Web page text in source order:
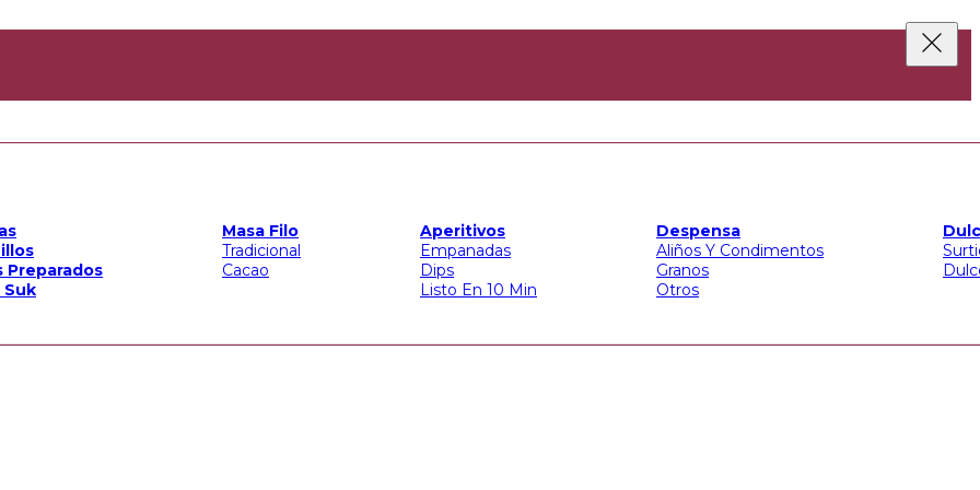
Preparados
Suk
Masa Filo
Tradicional
Cacao
Aperitivos
Empanadas
Dips
Listo En 10 Min
Despensa
Aliños Y Condimentos
Granos
Otros